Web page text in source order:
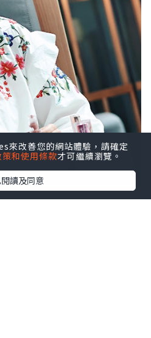
改善您的網站體驗，請確定
和使用條款才可繼續瀏覽。
讀及同意